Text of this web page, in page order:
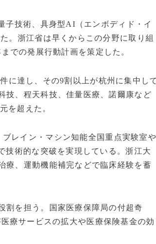
子技術、具身型AI（エンボディド・イ
。浙江省は早くからこの分野に取り組
での発展行動計画を策定した。
に達し、その9割以上が杭州に集中し
技、程天科技、佳量医療、諾爾康など
を超えた。
ブレイン・マシン知能全国重点実験室や
技術的な突破を実現している。浙江大
療、運動機能補完などで臨床経験を蓄
割を担う。国家医療保障局の付超奇
療サービスの拡大や医療保険基金の効